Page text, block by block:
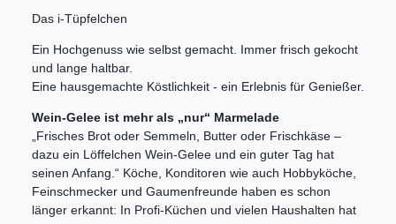
Das i-Tüpfelchen
Ein Hochgenuss wie selbst gemacht. Immer frisch gekocht
und lange haltbar.
Eine hausgemachte Köstlichkeit - ein Erlebnis für Genießer.
Wein-Gelee ist mehr als „nur“ Marmelade
„Frisches Brot oder Semmeln, Butter oder Frischkäse –
dazu ein Löffelchen Wein-Gelee und ein guter Tag hat
seinen Anfang.“ Köche, Konditoren wie auch Hobbyköche,
Feinschmecker und Gaumenfreunde haben es schon
länger erkannt: In Profi-Küchen und vielen Haushalten hat